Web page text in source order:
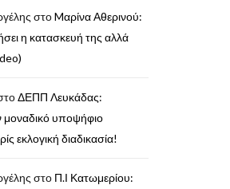
στοMαρίνα Αθερινού:
η κατασκευή της αλλά
ΔΕΠΠ Λευκάδας:
μοναδικό υποψήφιο
εκλογική διαδικασία!
στο Π.Ι Κατωμερίου: